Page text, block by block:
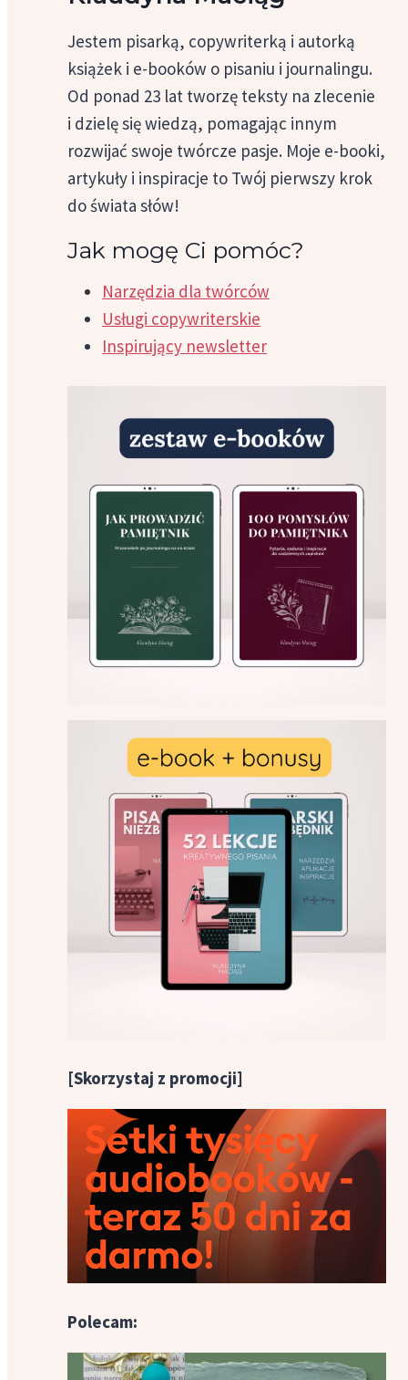
Jestem pisarką, copywriterką i autorką
książek i e-booków o pisaniu i journalingu.
Od ponad 23 lat tworzę teksty na zlecenie
i dzielę się wiedzą, pomagając innym
rozwijać swoje twórcze pasje. Moje e-booki,
artykuły i inspiracje to Twój pierwszy krok
do świata słów!
Jak mogę Ci pomóc?
Narzędzia dla twórców
Usługi copywriterskie
Inspirujący newsletter
[Skorzystaj z promocji]
Polecam: